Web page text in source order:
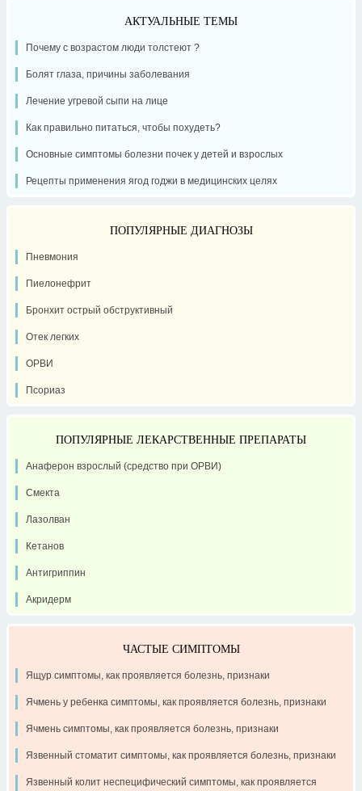
АКТУАЛЬНЫЕ ТЕМЫ
Почему с возрастом люди толстеют ?
Болят глаза, причины заболевания
Лечение угревой сыпи на лице
Как правильно питаться, чтобы похудеть?
Основные симптомы болезни почек у детей и взрослых
Рецепты применения ягод годжи в медицинских целях
ПОПУЛЯРНЫЕ ДИАГНОЗЫ
Пневмония
Пиелонефрит
Бронхит острый обструктивный
Отек легких
ОРВИ
Псориаз
ПОПУЛЯРНЫЕ ЛЕКАРСТВЕННЫЕ ПРЕПАРАТЫ
Анаферон взрослый (средство при ОРВИ)
Смекта
Лазолван
Кетанов
Антигриппин
Акридерм
ЧАСТЫЕ СИМПТОМЫ
Ящур симптомы, как проявляется болезнь, признаки
Ячмень у ребенка симптомы, как проявляется болезнь, признаки
Ячмень симптомы, как проявляется болезнь, признаки
Язвенный стоматит симптомы, как проявляется болезнь, признаки
Язвенный колит неспецифический симптомы, как проявляется